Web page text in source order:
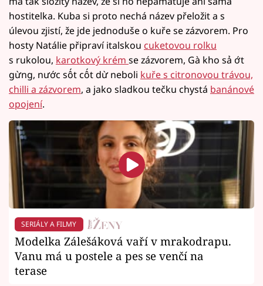
hostitelka. Kuba si proto nechá název přeložit a s
úlevou zjistí, že jde jednoduše o kuře se zázvorem. Pro
hosty Natálie připraví italskou cuketovou rolku
s rukolou, karotkový krém se zázvorem, Gà kho sả ớt
gừng, nước sốt cốt dừ neboli kuře s citronovou trávou,
chilli a zázvorem, a jako sladkou tečku chystá banánové
opojení.
SERIÁLY A FILMY
Modelka Zálešáková vaří v mrakodrapu.
Vanu má u postele a pes se venčí na
terase